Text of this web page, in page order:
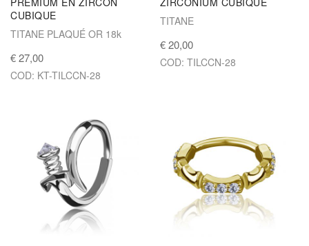
CUBIQUE
TITANE PLAQUÉ OR 18k
€ 27,00
COD: KT-TILCCN-28
TITANE
€ 20,00
COD: TILCCN-28